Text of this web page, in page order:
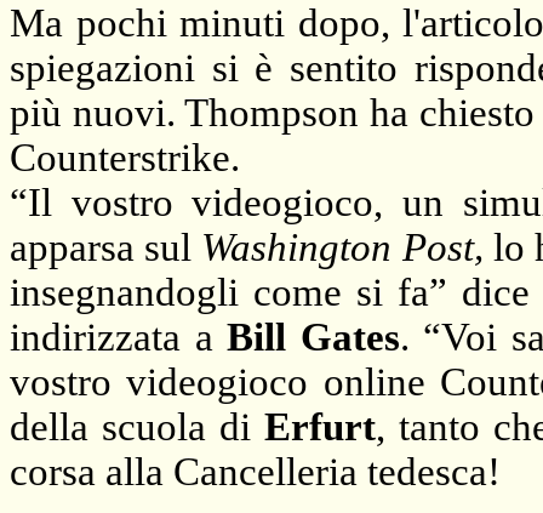
Ma pochi minuti dopo,
spiegazioni si è sentito
più nuovi. Thompson ha
Counterstrike.
“Il vostro videogioco, un
apparsa sul Washington Post, lo
insegnandogli come si fa”
indirizzata aBill Gates. “Voi
vostro videogioco online
della scuola di Erfurt, tanto
corsa alla Cancelleria tedesca!